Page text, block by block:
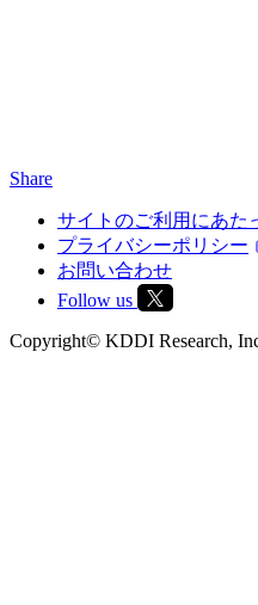
Share
サイトのご利用にあた
プライバシーポリシー
お問い合わせ
Follow us
Copyright© KDDI Research,